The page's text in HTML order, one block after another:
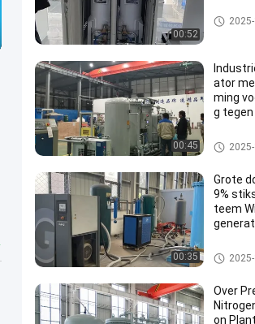
00:52
PSA
tor
00:45
ator
ming
g tegen
De
00:35
Grote
9%
teem
De
Over
on